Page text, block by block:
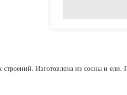
Изготовлена из сосны и